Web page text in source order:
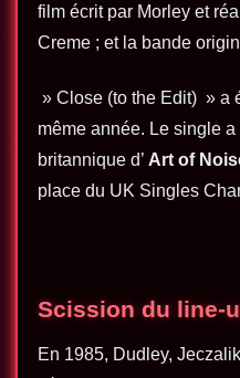
film écrit par Morley et
Creme ; et la bande
» Close (to the Edit) » a
même année. Le single
britannique d’ Art of
place du UK Singles
Scission du line-
En 1985, Dudley,